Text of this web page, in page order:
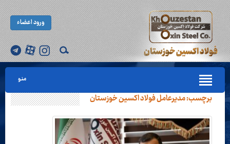
ورود اعضاء
منو
برچسب:مدیرعامل فولاد اکسین خوزستان